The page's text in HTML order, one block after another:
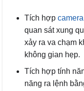
Tích hợp
quan sát xung
xảy ra va chạm
không gian hẹp.
Tích hợp tính
năng ra lệnh